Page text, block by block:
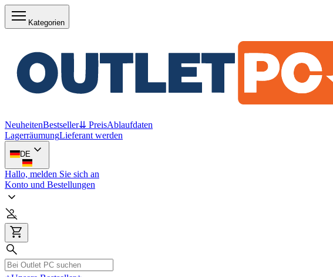
Kategorien
NeuheitenBestseller⇊ PreisAblaufdaten
LagerräumungLieferant werden
DE
Hallo, melden Sie sich an
Konto und Bestellungen